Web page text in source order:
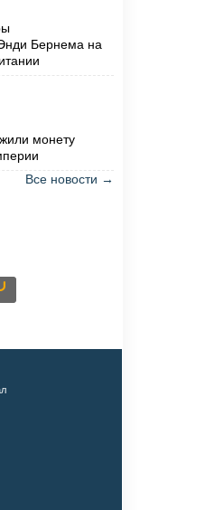
Бернема на
монету
Все новости →